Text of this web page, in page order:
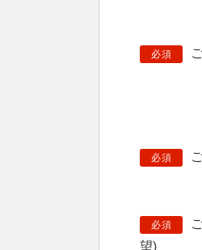
必須
必須
必須
望)